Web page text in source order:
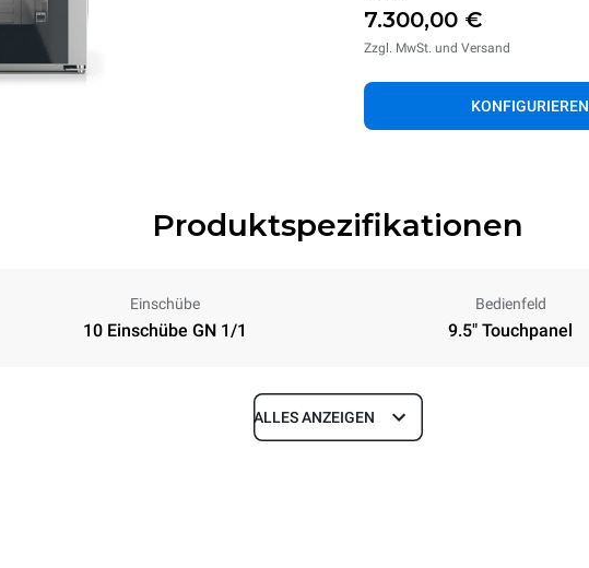
7.300,00 €
Zzgl. MwSt. und Versand
KONFIGURIEREN
Produktspezifikationen
Einschübe
10 Einschübe GN 1/1
Bedienfeld
9.5" Touchpanel
Tiefe
ALLES ANZEIGEN